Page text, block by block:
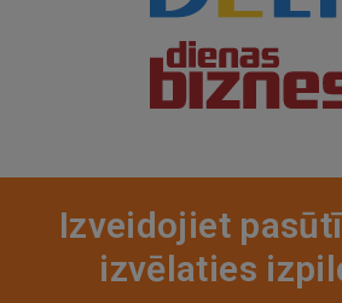
Izveidojiet
izvēlaties